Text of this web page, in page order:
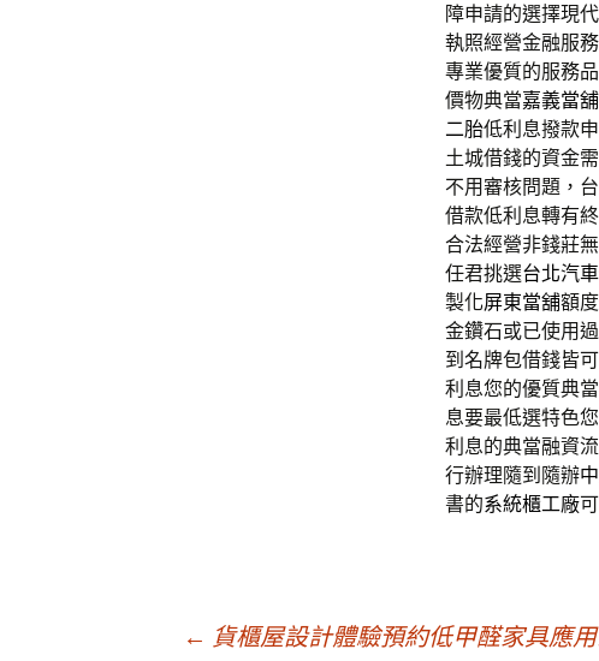
障申請的選擇現
執照經營金融服
專業優質的服務
價物典當嘉義當舖
二胎低利息撥款
土城借錢的資金
不用審核問題，
借款低利息轉有
合法經營非錢莊
任君挑選台北汽
製化屏東當舖額
金鑽石或已使用
到名牌包借錢皆
利息您的優質典
息要最低選特色
利息的典當融資
行辦理隨到隨辦
書的系統櫃工廠
← 貨櫃屋設計體驗預約低甲醛家具應